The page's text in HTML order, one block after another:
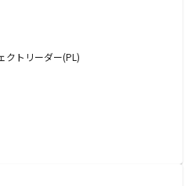
クトリーダー(PL)